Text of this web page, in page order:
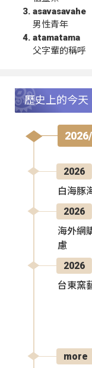
asavasavahe
男性青年
atamatama
父字輩的稱呼
歷史上的今天
2026
白海豚
2026
海外網
慮
2026
台東窯
more